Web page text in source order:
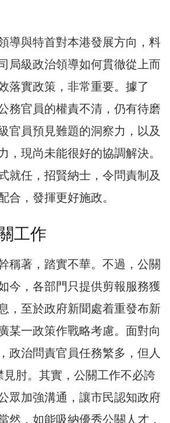
導與特首對本港發展方向，料
局級政治領導如何貫徹從上而
落實政策，非常重要。據了
務官員的權責不清，仍有待磨
官員預見難題的洞察力，以及
，現尚未能很好的協調解決。
就任，招賢納士，令問責制及
合，發揮更好施政。
工作
稱著，踏實不華。不過，公關
今，各部門只提供剪報服務獲
，至於政府新聞處着重發布新
某一政策作戰略考慮。面對向
政治問責官員任務繁多，但人
肘。其實，公關工作不必誇
眾加強溝通，讓市民認知政府
然，如能吸納優秀公關人才，